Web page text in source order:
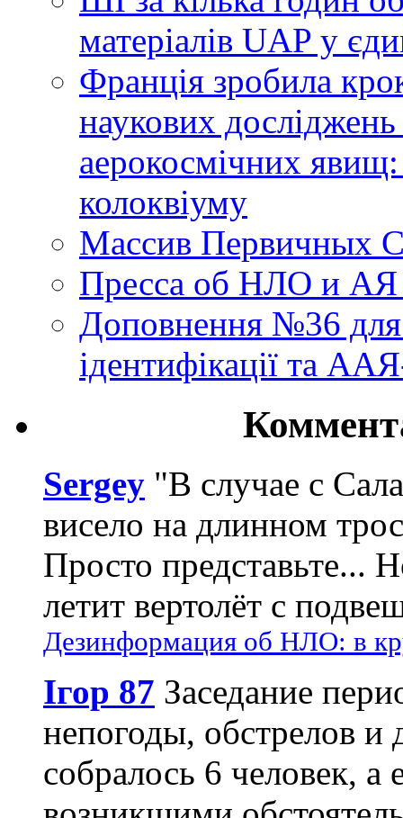
матеріалів UAP у
Франція зробила
наукових
аерокосмічних
колоквіуму
Массив Первичных
Пресса об НЛО и
Доповнення №36
ідентифікації та
Sergey "В случае с
висело на длинном
Просто представьте...
летит вертолёт с
Дезинформация об НЛО: в
Ігор 87 Заседание
непогоды, обстрелов и
собралось 6 человек, а